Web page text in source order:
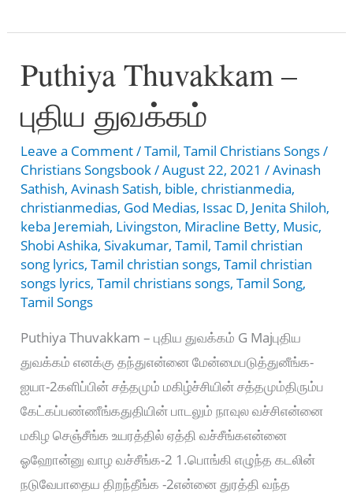
தந்தையே
–
Devanae
En
Thanthaiyae
Puthiya Thuvakkam –
புதிய துவக்கம்
Leave a Comment/Tamil,Tamil Christians Songs/
Christians Songsbook/August 22, 2021/Avinash
Sathish,Avinash Satish, bible, christianmedia,
christianmedias, God Medias, Issac D, Jenita Shiloh,
keba Jeremiah, Livingston, Miracline Betty, Music,
Shobi Ashika,Sivakumar,Tamil,Tamil christian
song lyrics,Tamil christian songs,Tamil christian
songs lyrics,Tamil christians songs,Tamil Song,
Tamil Songs
Puthiya Thuvakkam – புதிய துவக்கம் G Majபுதிய
துவக்கம் எனக்கு தந்துஎன்னை மேன்மைபடுத்துனீங்க-
ஐயா-2களிப்பின் சத்தமும் மகிழ்ச்சியின் சத்தமும்திரும்ப
கேட்கப்பண்ணீங்கதுதியின் பாடலும் நாவுல வச்சிஎன்னை
மகிழ செஞ்சீங்க உயரத்தில் ஏத்தி வச்சீங்கஎன்னை
ஓஹோன்னு வாழ வச்சீங்க-2 1.பொங்கி எழுந்த கடலின்
நடுவேபாதைய திறந்தீங்க -2என்னை துரத்தி வந்த